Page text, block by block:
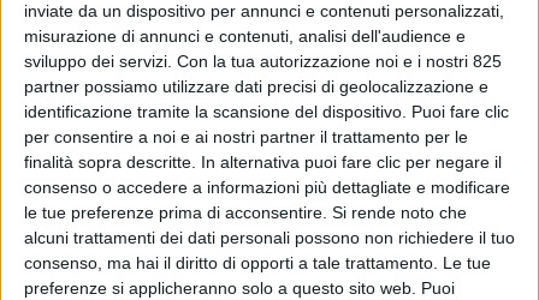
inviate da un dispositivo per annunci e contenuti personalizzati,
misurazione di annunci e contenuti, analisi dell'audience e
sviluppo dei servizi. Con la tua autorizzazione noi e i nostri 825
partner possiamo utilizzare dati precisi di geolocalizzazione e
identificazione tramite la scansione del dispositivo. Puoi fare clic
per consentire a noi e ai nostri partner il trattamento per le
finalità sopra descritte. In alternativa puoi fare clic per negare il
consenso o accedere a informazioni più dettagliate e modificare
le tue preferenze prima di acconsentire. Si rende noto che
alcuni trattamenti dei dati personali possono non richiedere il tuo
consenso, ma hai il diritto di opporti a tale trattamento. Le tue
preferenze si applicheranno solo a questo sito web. Puoi
In calo (-1,58%) ma più
strutturate nel 2024 le
imprese italiane
dell’autotrasporto
TRASPORTI 30 GENNAIO 2025